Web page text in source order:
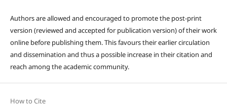
Authors are allowed and encouraged to promote the post-print
version (reviewed and accepted for publication version) of their work
online before publishing them. This favours their earlier circulation
and dissemination and thus a possible increase in their citation and
reach among the academic community.
How to Cite